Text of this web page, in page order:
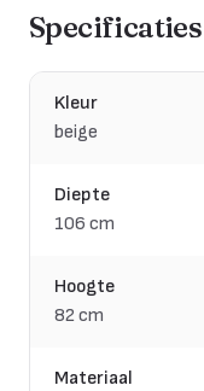
Specificaties
Kleur
beige
Diepte
106 cm
Hoogte
82 cm
Materiaal